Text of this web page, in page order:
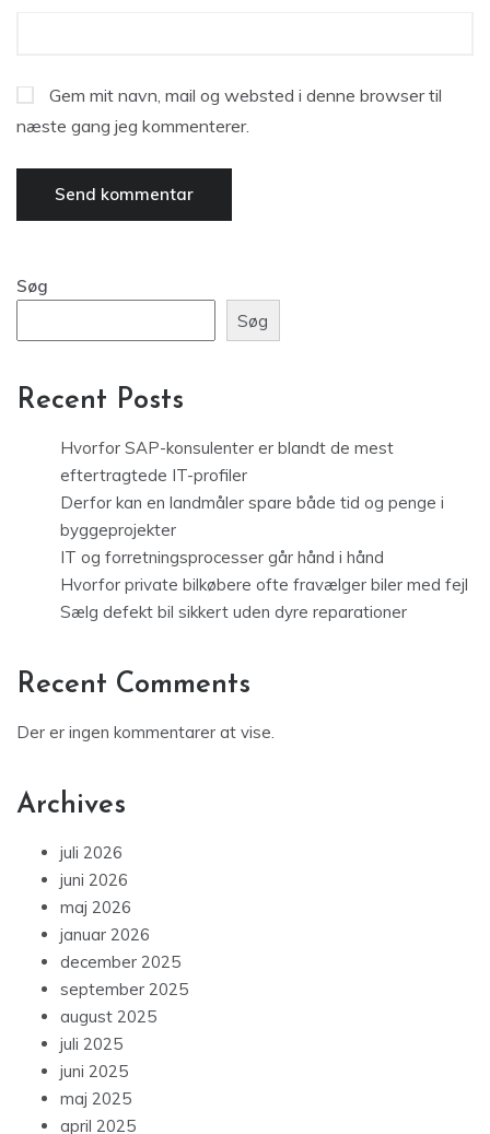
Gem mit navn, mail og websted i denne browser til
næste gang jeg kommenterer.
Søg
Søg
Recent Posts
Hvorfor SAP-konsulenter er blandt de mest
eftertragtede IT-profiler
Derfor kan en landmåler spare både tid og penge i
byggeprojekter
IT og forretningsprocesser går hånd i hånd
Hvorfor private bilkøbere ofte fravælger biler med fejl
Sælg defekt bil sikkert uden dyre reparationer
Recent Comments
Der er ingen kommentarer at vise.
Archives
juli 2026
juni 2026
maj 2026
januar 2026
december 2025
september 2025
august 2025
juli 2025
juni 2025
maj 2025
april 2025